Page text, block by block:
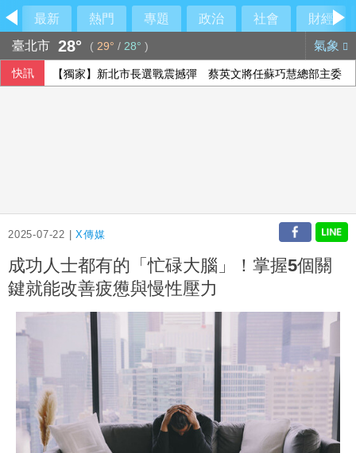
最新 熱門 專題 政治 社會
財經
臺北市 28° ( 29° / 28° ) 氣象
快訊 【獨家】新北市長選戰震撼彈 蔡英文將任蘇巧慧總部主委
2025-07-22 |X傳媒
成功人士都有的「忙碌大腦」！掌握5個關
鍵就能改善疲憊與慢性壓力